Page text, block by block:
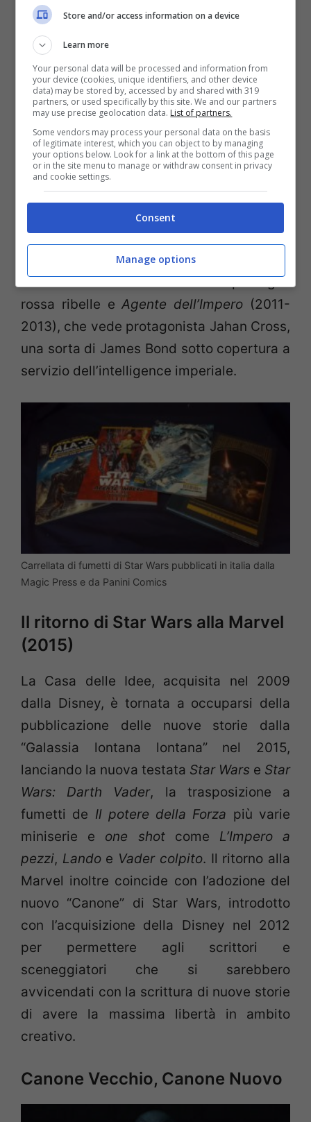
i diecimila e rotti anni che separano i due
videogiochi e le varie storie raccontate tra
libri e fumetti. Infine, sulla strada percorsa
con il filmRogue One, in cui vengono
raccontate le storie di personaggi che con
la Forza e le spade laser in generale hanno
poco a che vedere, anche la Dark Horse
ebbe modo di pubblicare diverse storie
ambientate nel mondo di Star Wars senza
dover ricorrere ai Jedi o ai Sith. Esempi
ben portati dalla serie diX-Wing Rogue
(1995-1998), che racconta le
storie dei membri della celebre squadriglia
rossa ribelle eAgente dell’Impero (2011-
2013), che vede protagonista Jahan Cross,
una sorta di James Bond sotto copertura a
servizio dell’intelligence imperiale.
Carrellata di fumetti di Star Wars pubblicati in italia dalla
Magic Press e da Panini Comics
Il ritorno di Star Wars alla Marvel
(2015)
La Casa delle Idee, acquisita nel 2009
dalla Disney, è tornata a occuparsi della
pubblicazione delle nuove storie dalla
“Galassia lontana lontana” nel 2015,
lanciando la nuova testata Star Wars e Star
Wars: Darth Vader, la trasposizione a
fumetti de Il potere della Forza più varie
miniserie e one shotcome L’Impero a
pezzi, Landoe Vader colpito. Il ritorno alla
Marvel inoltre coincide con l’adozione del
nuovo “Canone” di Star Wars, introdotto
con l’acquisizione della Disney nel 2012
per permettere agli scrittori e
sceneggiatori che si sarebbero
avvicendati con la scrittura di nuove storie
di avere la massima libertà in ambito
creativo.
Canone Vecchio, Canone Nuovo
Store and/or access information on a device
Learn more
Your personal data will be processed and information from
your device (cookies, unique identifiers, and other device
data) may be stored by, accessed by and shared with 319
partners, or used specifically by this site. We and our partners
may use precise geolocation data. List of partners.
Some vendors may process your personal data on the basis
of legitimate interest, which you can object to by managing
your options below. Look for a link at the bottom of this page
or in the site menu to manage or withdraw consent in privacy
and cookie settings.
Consent
Manage options